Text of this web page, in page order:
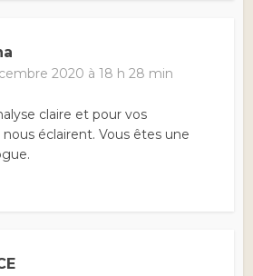
2020 à 18 h 28 min
claire et pour vos
éclairent. Vous êtes une